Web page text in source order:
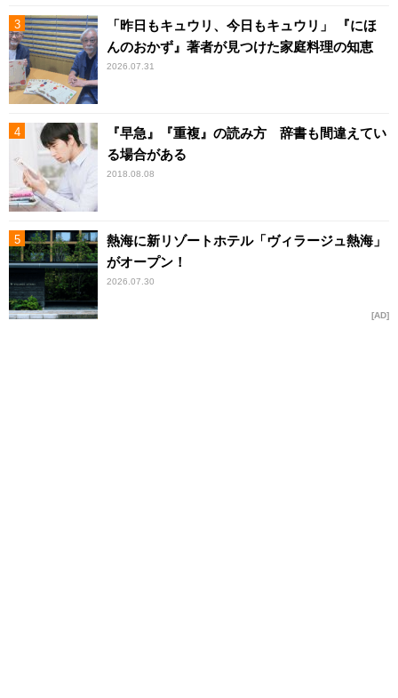
「昨日もキュウリ、今日もキュウリ」 『にほ
んのおかず』著者が見つけた家庭料理の知恵
2026.07.31
『早急』『重複』の読み方 辞書も間違えてい
る場合がある
2018.08.08
熱海に新リゾートホテル「ヴィラージュ熱海」
がオープン！
2026.07.30
AD